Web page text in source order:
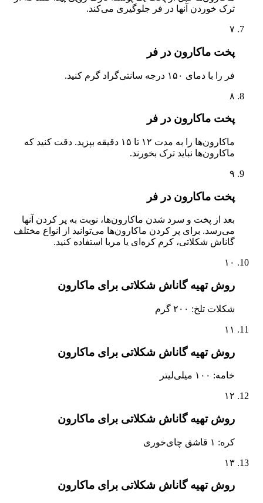
ترک خوردن آنها در فر جلوگیری می‌کند.
پخت ماکارون در فر
فر را با دمای ۱۵۰ درجه سانتی‌گراد گرم کنید.
پخت ماکارون در فر
ماکارون‌ها را به مدت ۱۲ تا ۱۵ دقیقه بپزید. دقت کنید که
ماکارون‌ها نباید ترک بخورند.
پخت ماکارون در فر
بعد از پخت و سرد شدن ماکارون‌ها، نوبت به پر کردن آنها
می‌رسد. برای پر کردن ماکارون‌ها می‌توانید از انواع مختلف
گاناش شکلاتی، کرم کره‌ای یا مربا استفاده کنید.
روش تهیه گاناش شکلاتی برای ماکارون
شکلات تلخ: ۲۰۰ گرم
روش تهیه گاناش شکلاتی برای ماکارون
روش تهیه گاناش شکلاتی برای ماکارون
روش تهیه گاناش شکلاتی برای ماکارون